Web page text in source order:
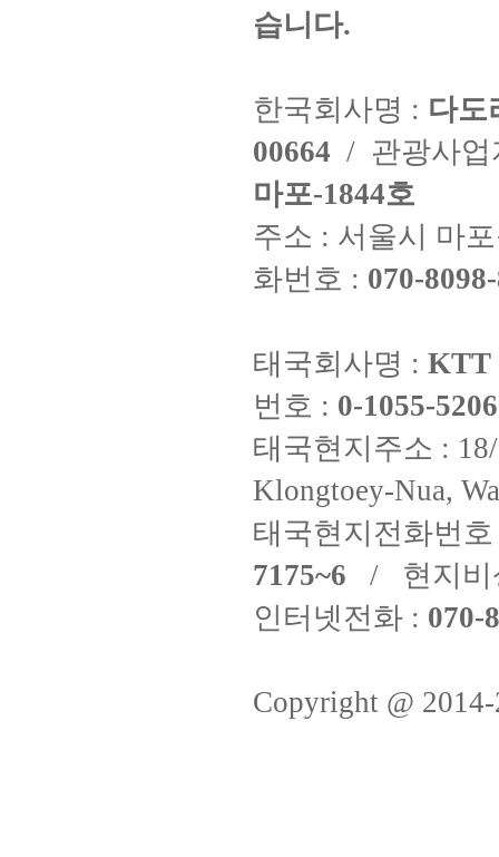
습니다.
한국회사명 : 다도
00664 / 관광사
마포-1844호
주소 : 서울시 마
화번호 : 070-
태국회사명 : KTT
번호 : 0-1055-
태국현지주소 :
Klongtoey-Nua,
태국현지전화번
7175~6 / 현지비
인터넷전화 : 070-
Copyright @